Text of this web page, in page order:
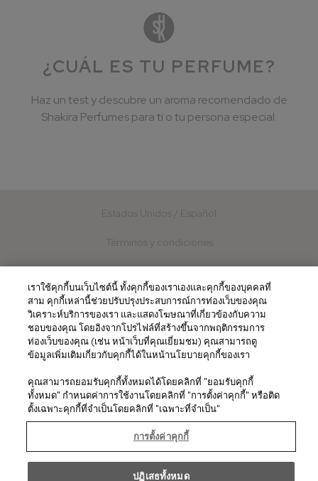
¿CUÁL ES TU PERFUME?
Haz un test y descubre un aroma recomendado de
Shakira Perfumes para ti o tu persona especial.
Estados Unidos / Español
Términos y condiciones
Política de Privacidad
Política de Cookies
Contacto
© 2026
เราใช้คุกกี้บนเว็บไซต์นี้ ทั้งคุกกี้ของเราเองและคุกกี้ของบุคคลที่
สาม คุกกี้เหล่านี้ช่วยปรับปรุงประสบการณ์การท่องเว็บของคุณ
วิเคราะห์บริการของเรา และแสดงโฆษณาที่เกี่ยวข้องกับความ
ชอบของคุณ โดยอิงจากโปรไฟล์ที่สร้างขึ้นจากพฤติกรรมการ
ท่องเว็บของคุณ (เช่น หน้าเว็บที่คุณเยี่ยมชม) คุณสามารถดู
ข้อมูลเพิ่มเติมเกี่ยวกับคุกกี้ได้ในหน้านโยบายคุกกี้ของเรา
คุณสามารถยอมรับคุกกี้ทั้งหมดได้โดยคลิกที่ "ยอมรับคุกกี้
ทั้งหมด" กำหนดค่าการใช้งานโดยคลิกที่ "การตั้งค่าคุกกี้" หรือติด
ตั้งเฉพาะคุกกี้ที่จำเป็นโดยคลิกที่ "เฉพาะที่จำเป็น"
การตั้งค่าคุกกี้
ปฏิเสธทั้งหมด